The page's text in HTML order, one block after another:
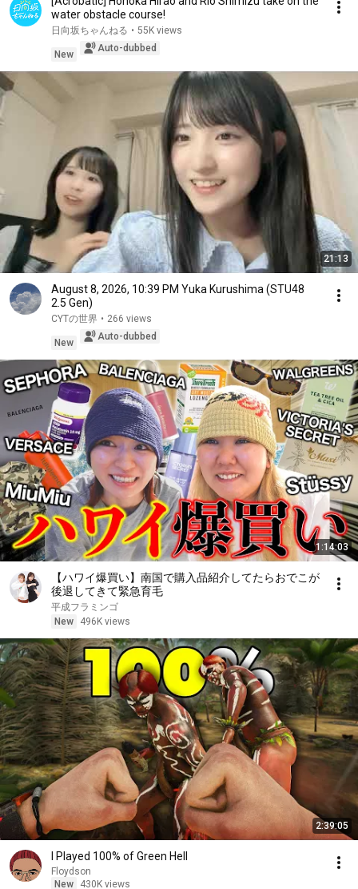
water obstacle course!
日向坂ちゃんねる • 55K views
New
Auto-dubbed
21:13
August 8, 2026, 10:39 PM Yuka Kurushima (STU48
2.5 Gen)
CYTの世界 • 266 views
New
Auto-dubbed
1:14:03
【ハワイ爆買い】南国で購入品紹介してたらおでこが
後退してきて緊急育毛
平成フラミンゴ
New
496K views
2:39:05
I Played 100% of Green Hell
Floydson
New
430K views